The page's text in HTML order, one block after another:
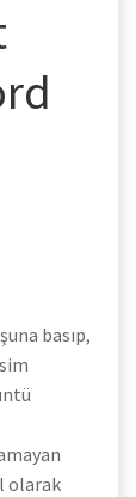
basıp,
olarak